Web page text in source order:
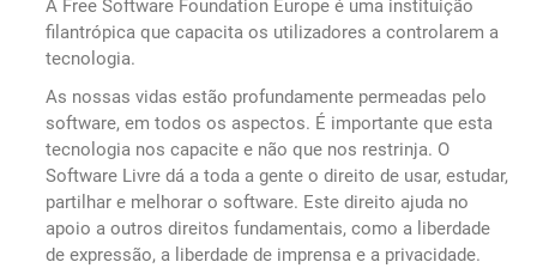
A Free Software Foundation Europe é uma instituição
filantrópica que capacita os utilizadores a controlarem a
tecnologia.
As nossas vidas estão profundamente permeadas pelo
software, em todos os aspectos. É importante que esta
tecnologia nos capacite e não que nos restrinja. O
Software Livre dá a toda a gente o direito de usar, estudar,
partilhar e melhorar o software. Este direito ajuda no
apoio a outros direitos fundamentais, como a liberdade
de expressão, a liberdade de imprensa e a privacidade.